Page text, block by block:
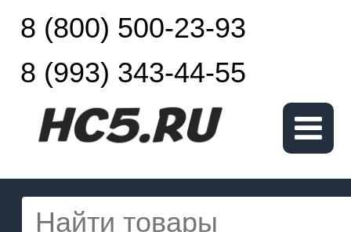
8 (800) 500-23-93
8 (993) 343-44-55